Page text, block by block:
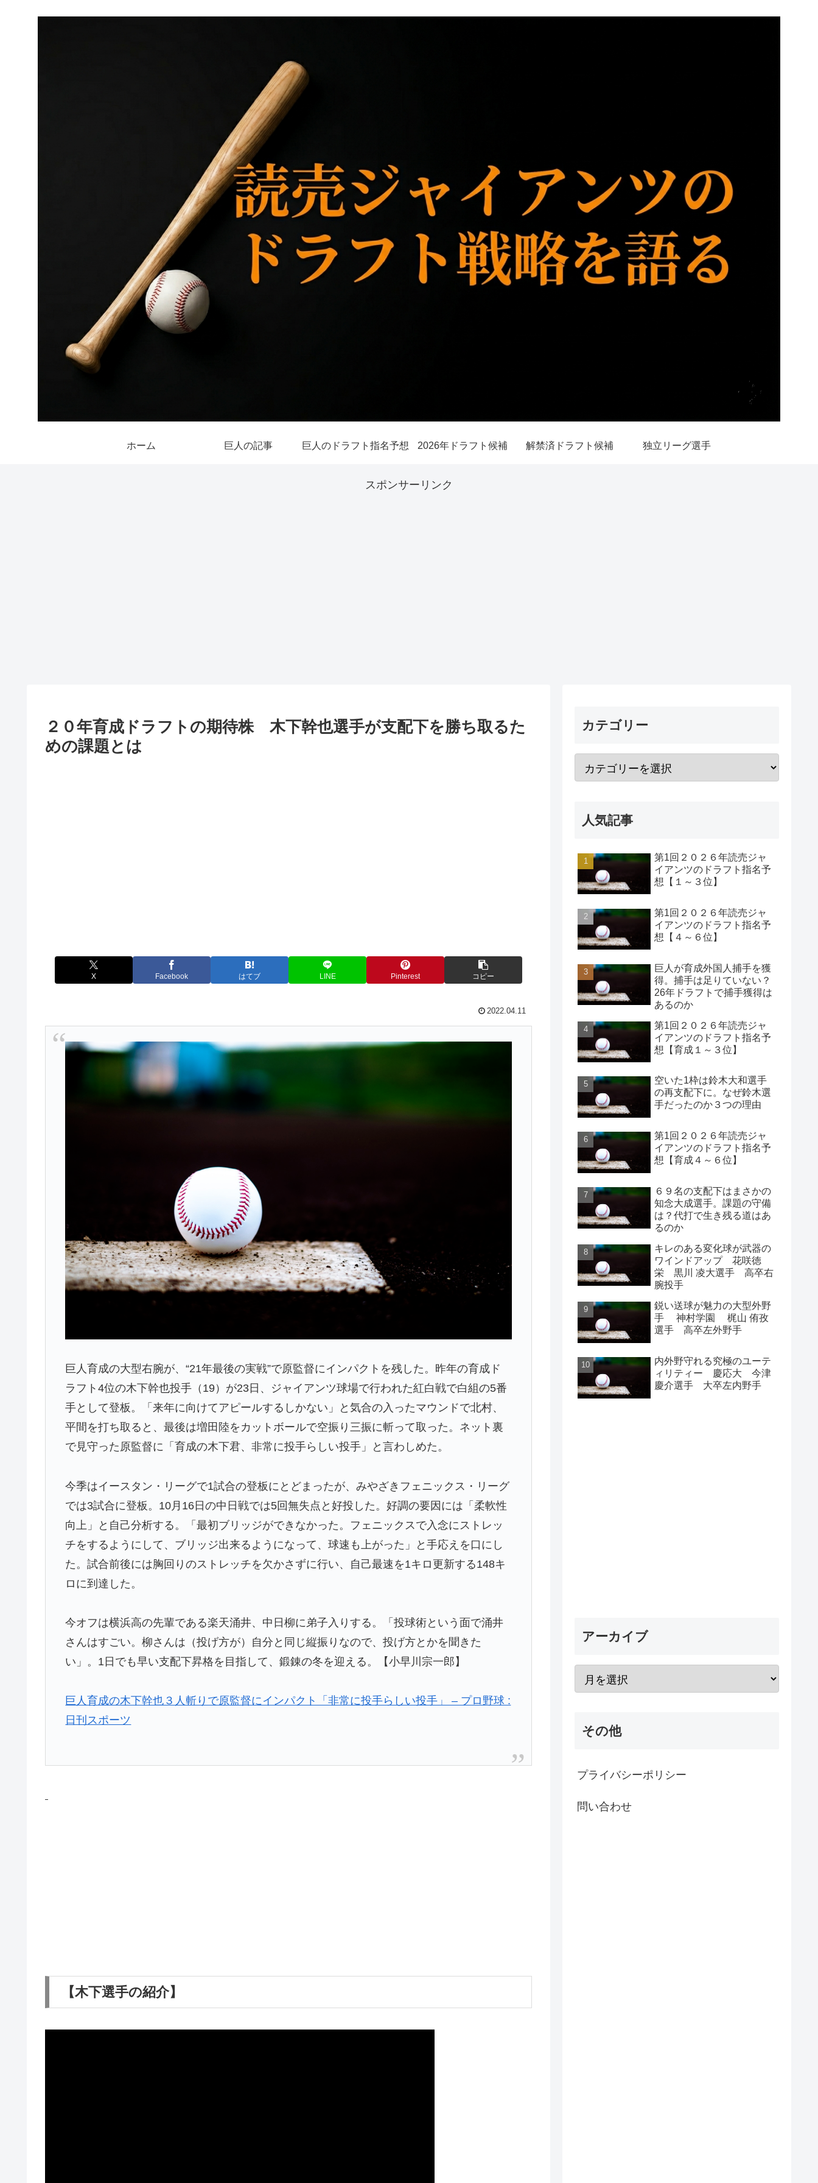
ホーム 巨人の記事 巨人のドラフト指名予想 2026年ドラフト候補 解禁済ドラフト候補 独立リーグ選手
スポンサーリンク
２０年育成ドラフトの期待株 木下幹也選手が支配下を勝ち取るた
めの課題とは
X Facebook はてブ LINE Pinterest コピー
2022.04.11
巨人育成の大型右腕が、“21年最後の実戦”で原監督にインパクトを残した。昨年の育成ド
ラフト4位の木下幹也投手（19）が23日、ジャイアンツ球場で行われた紅白戦で白組の5番
手として登板。「来年に向けてアピールするしかない」と気合の入ったマウンドで北村、
平間を打ち取ると、最後は増田陸をカットボールで空振り三振に斬って取った。ネット裏
で見守った原監督に「育成の木下君、非常に投手らしい投手」と言わしめた。
今季はイースタン・リーグで1試合の登板にとどまったが、みやざきフェニックス・リーグ
では3試合に登板。10月16日の中日戦では5回無失点と好投した。好調の要因には「柔軟性
向上」と自己分析する。「最初ブリッジができなかった。フェニックスで入念にストレッ
チをするようにして、ブリッジ出来るようになって、球速も上がった」と手応えを口にし
た。試合前後には胸回りのストレッチを欠かさずに行い、自己最速を1キロ更新する148キ
ロに到達した。
今オフは横浜高の先輩である楽天涌井、中日柳に弟子入りする。「投球術という面で涌井
さんはすごい。柳さんは（投げ方が）自分と同じ縦振りなので、投げ方とかを聞きた
い」。1日でも早い支配下昇格を目指して、鍛錬の冬を迎える。【小早川宗一郎】
巨人育成の木下幹也３人斬りで原監督にインパクト「非常に投手らしい投手」 – プロ野球 :
日刊スポーツ
【木下選手の紹介】
カテゴリー
人気記事
第1回２０２６年読売ジャ
イアンツのドラフト指名予
想【１～３位】
第1回２０２６年読売ジャ
イアンツのドラフト指名予
想【４～６位】
巨人が育成外国人捕手を獲
得。捕手は足りていない？
26年ドラフトで捕手獲得は
あるのか
第1回２０２６年読売ジャ
イアンツのドラフト指名予
想【育成１～３位】
空いた1枠は鈴木大和選手
の再支配下に。なぜ鈴木選
手だったのか３つの理由
第1回２０２６年読売ジャ
イアンツのドラフト指名予
想【育成４～６位】
６９名の支配下はまさかの
知念大成選手。課題の守備
は？代打で生き残る道はあ
るのか
キレのある変化球が武器の
ワインドアップ 花咲徳
栄 黒川 凌大選手 高卒右
腕投手
鋭い送球が魅力の大型外野
手 神村学園 梶山 侑孜
選手 高卒左外野手
内外野守れる究極のユーテ
ィリティー 慶応大 今津
慶介選手 大卒左内野手
アーカイブ
その他
プライバシーポリシー
問い合わせ